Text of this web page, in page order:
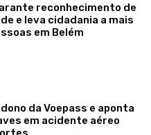
reconhecimento de
e leva cidadania a mais
em Belém
da Voepass e aponta
em acidente aéreo